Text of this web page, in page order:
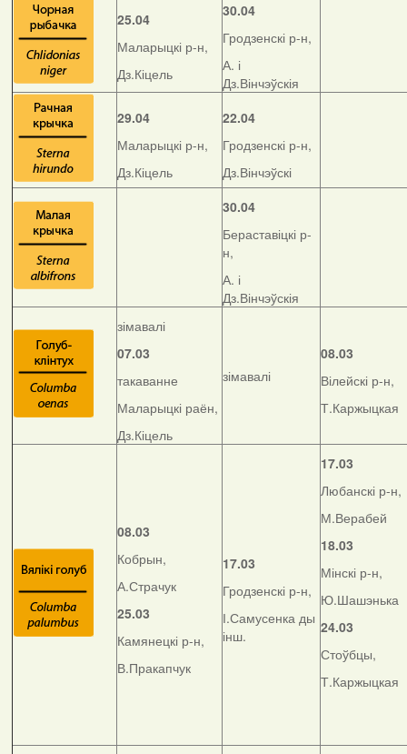
25.04
Маларыцкі р-н,
Дз.Кіцель
30.04
Гродзенскі р-н,
А. і
Дз.Вінчэўскія
29.04
Маларыцкі р-н,
Дз.Кіцель
22.04
Гродзенскі р-н,
Дз.Вінчэўскі
30.04
Бераставіцкі р-
н,
А. і
Дз.Вінчэўскія
зімавалі
07.03
такаванне
Маларыцкі раён,
Дз.Кіцель
зімавалі
08.03
Вілейскі р-н,
Т.Каржыцкая
08.03
Кобрын,
А.Страчук
25.03
Камянецкі р-н,
В.Пракапчук
17.03
Гродзенскі р-н,
І.Самусенка ды
інш.
17.03
Любанскі р-н,
М.Верабей
18.03
Мінскі р-н,
Ю.Шашэнька
24.03
Стоўбцы,
Т.Каржыцкая